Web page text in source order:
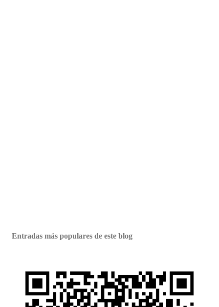
Entradas más populares de este blog